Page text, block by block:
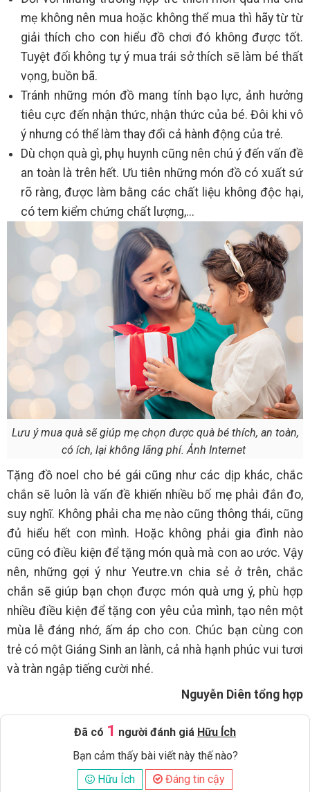
mẹ không nên mua hoặc không thể mua thì hãy từ từ
giải thích cho con hiểu đồ chơi đó không được tốt.
Tuyệt đối không tự ý mua trái sở thích sẽ làm bé thất
vọng, buồn bã.
Tránh những món đồ mang tính bạo lực, ảnh hưởng
tiêu cực đến nhận thức, nhận thức của bé. Đôi khi vô
ý nhưng có thể làm thay đổi cả hành động của trẻ.
Dù chọn quà gì, phụ huynh cũng nên chú ý đến vấn đề
an toàn là trên hết. Ưu tiên những món đồ có xuất sứ
rõ ràng, được làm bằng các chất liệu không độc hại,
có tem kiểm chứng chất lượng,...
Lưu ý mua quà sẽ giúp mẹ chọn được quà bé thích, an toàn,
có ích, lại không lãng phí. Ảnh Internet
Tặng đồ noel cho bé gái cũng như các dịp khác, chắc
chắn sẽ luôn là vấn đề khiến nhiều bố mẹ phải đắn đo,
suy nghĩ. Không phải cha mẹ nào cũng thông thái, cũng
đủ hiểu hết con mình. Hoặc không phải gia đình nào
cũng có điều kiện để tặng món quà mà con ao ước. Vậy
nên, những gợi ý như Yeutre.vn chia sẻ ở trên, chắc
chắn sẽ giúp bạn chọn được món quà ưng ý, phù hợp
nhiều điều kiện để tặng con yêu của mình, tạo nên một
mùa lễ đáng nhớ, ấm áp cho con. Chúc bạn cùng con
trẻ có một Giáng Sinh an lành, cả nhà hạnh phúc vui tươi
và tràn ngập tiếng cười nhé.
Nguyễn Diên tổng hợp
Đã có 1 người đánh giá Hữu Ích
Bạn cảm thấy bài viết này thế nào?
Hữu Ích
Đáng tin cậy